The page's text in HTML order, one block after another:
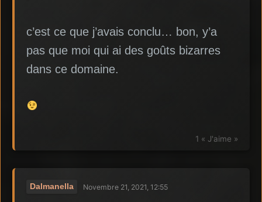
c’est ce que j’avais conclu… bon, y’a
pas que moi qui ai des goûts bizarres
dans ce domaine.
1 « J'aime »
Dalmanella Novembre 21, 2021, 12:55